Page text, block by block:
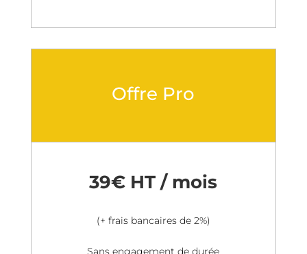
Offre Pro
39€ HT / mois
(+ frais bancaires de 2%)
Sans engagement de durée